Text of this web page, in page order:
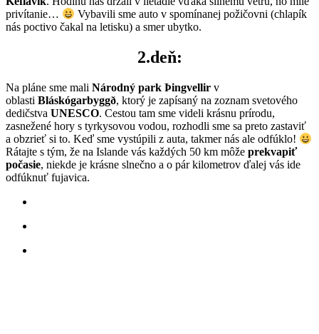
privítanie…
Vybavili sme auto v spomínanej požičovni (chlapík
nás poctivo čakal na letisku) a smer ubytko.
2.deň:
Na pláne sme mali Národný park Þingvellir v
oblasti Bláskógarbyggð, ktorý je zapísaný na zoznam svetového
dedičstva UNESCO. Cestou tam sme videli krásnu prírodu,
zasnežené hory s tyrkysovou vodou, rozhodli sme sa preto zastaviť
a obzrieť si to. Keď sme vystúpili z auta, takmer nás ale odfúklo!
Rátajte s tým, že na Islande vás každých 50 km môže prekvapiť
počasie, niekde je krásne slnečno a o pár kilometrov ďalej vás ide
odfúknuť fujavica.